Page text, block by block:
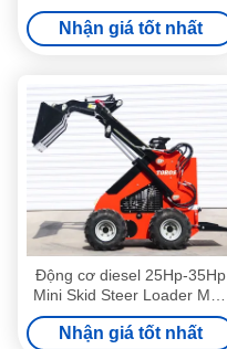
thủy lực 1-2 năm bảo hành
Nhận giá tốt nhất
Động cơ diesel 25Hp-35Hp
Mini Skid Steer Loader Máy
móc đất
Nhận giá tốt nhất